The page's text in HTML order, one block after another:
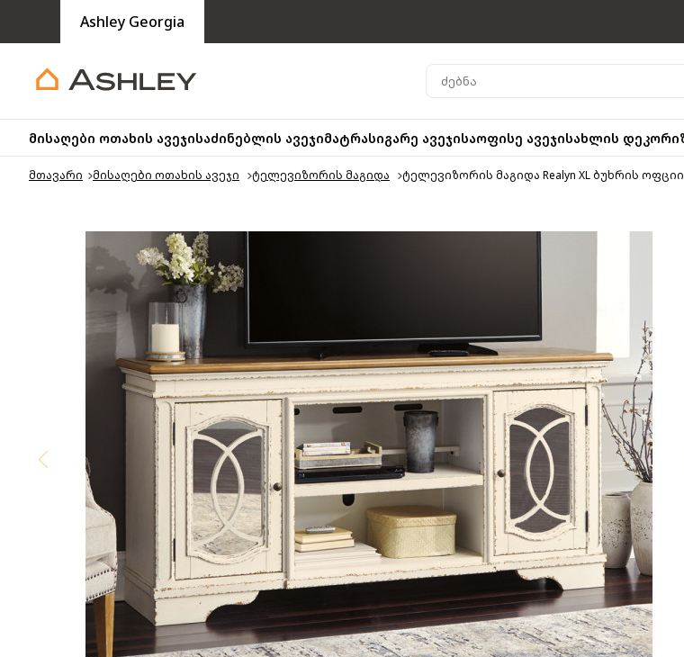
Ashley Georgia
მისაღები ოთახის ავეჯისაძინებლის ავეჯიმატრასიგარე ავეჯისაოფისე ავეჯისახლის დეკორი
მთავარი მისაღები ოთახის ავეჯი ტელევიზორის მაგიდა ტელევიზორის მაგიდა Realyn XL ბუხრის